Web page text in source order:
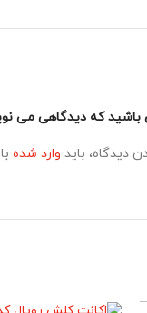
که دیدگاهی می
دیدگاه، باید وارد شده